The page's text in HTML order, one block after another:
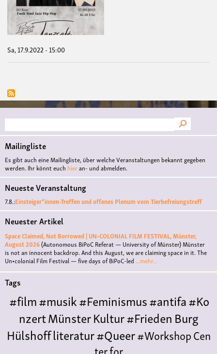
Sa, 17.9.2022 - 15:00
Suche
Mailingliste
Es gibt auch eine Mailingliste, über welche Veranstaltungen bekannt gegeben
werden. Ihr könnt euch hieran- und abmelden.
Neueste Veranstaltung
7.8.:Einsteiger*innen-Treffen und offenes Plenum vom Tierbefreiungstreff
Neuester Artikel
Space Claimed, Not Borrowed | UN•COLONIAL FILM FESTIVAL, Münster,
August 2026(Autonomous BiPoC Referat — University of Münster)Münster
is not an innocent backdrop. And this August, we are claiming space in it. The
Un•colonial Film Festival — five days of BiPoC-led ...mehr...
Tags
#film#musik#Feminismus#antifa#Ko
nzertMünsterKultur#FriedenBurg
Hülshoffliteratur#Queer#WorkshopCen
ter for